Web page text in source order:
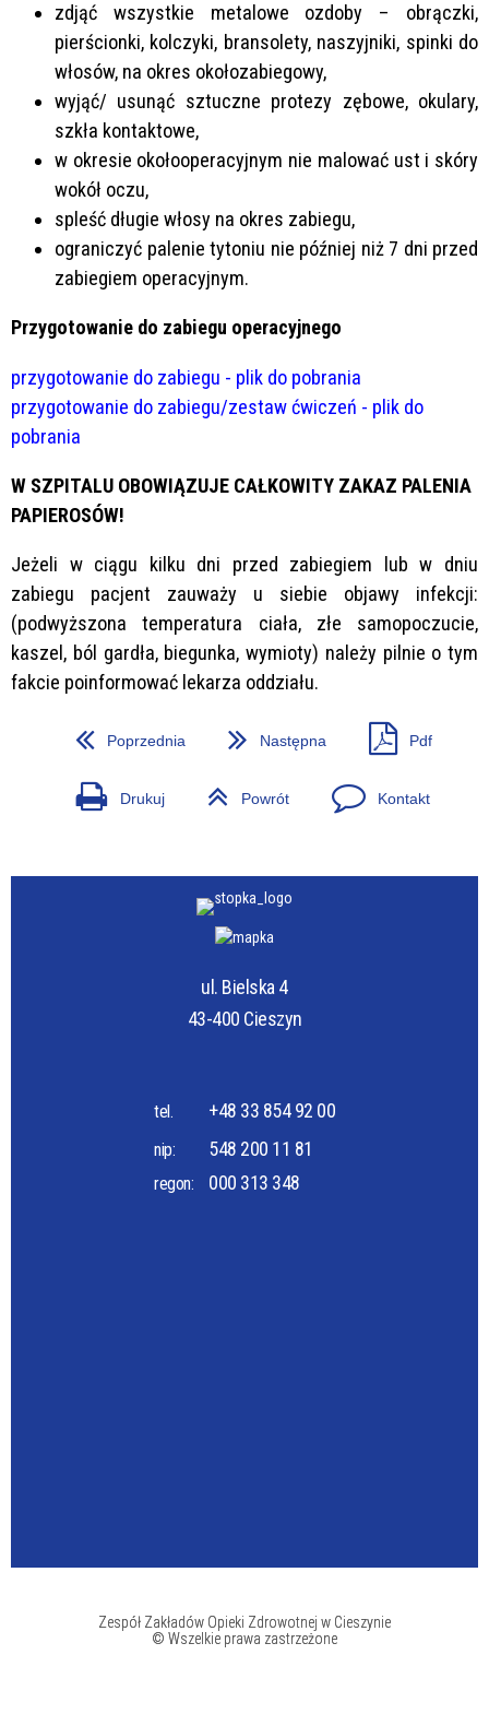
zdjąć wszystkie metalowe ozdoby – obrączki,
pierścionki, kolczyki, bransolety, naszyjniki, spinki do
włosów, na okres okołozabiegowy,
wyjąć/ usunąć sztuczne protezy zębowe, okulary,
szkła kontaktowe,
w okresie okołooperacyjnym nie malować ust i skóry
wokół oczu,
spleść długie włosy na okres zabiegu,
ograniczyć palenie tytoniu nie później niż 7 dni przed
zabiegiem operacyjnym.
Przygotowanie do zabiegu operacyjnego
przygotowanie do zabiegu - plik do pobrania
przygotowanie do zabiegu/zestaw ćwiczeń - plik do
pobrania
W SZPITALU OBOWIĄZUJE CAŁKOWITY ZAKAZ PALENIA
PAPIEROSÓW!
Jeżeli w ciągu kilku dni przed zabiegiem lub w dniu
zabiegu pacjent zauważy u siebie objawy infekcji:
(podwyższona temperatura ciała, złe samopoczucie,
kaszel, ból gardła, biegunka, wymioty) należy pilnie o tym
fakcie poinformować lekarza oddziału.
Poprzednia Następna Pdf
Drukuj Powrót Kontakt
ul. Bielska 4
43-400 Cieszyn
tel. +48 33 854 92 00
nip: 548 200 11 81
regon: 000 313 348
Zespół Zakładów Opieki Zdrowotnej w Cieszynie
© Wszelkie prawa zastrzeżone